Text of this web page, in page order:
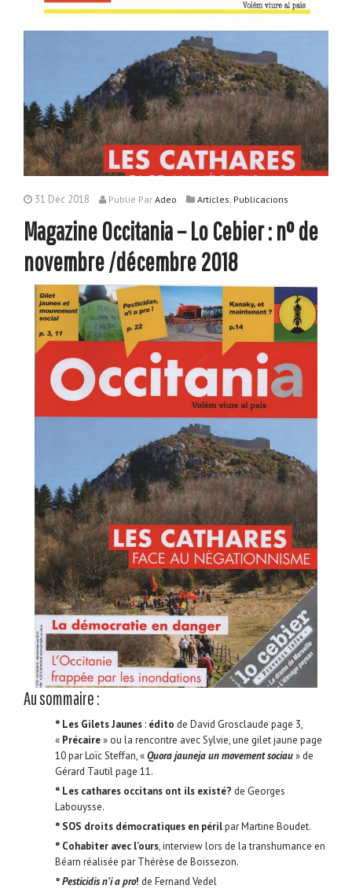
31 Déc 2018 Publié Par Adeo Articles, Publicacions
Magazine Occitania – Lo Cebier : n° de
novembre /décembre 2018
Au sommaire :
° Les Gilets Jaunes : édito de David Grosclaude page 3,
« Précaire» ou la rencontre avec Sylvie, une gilet jaune page
10 par Loïc Steffan, «Quora jauneja un movement sociau» de
Gérard Tautil page 11.
° Les cathares occitans ont ils existé? de Georges
Labouysse.
° SOS droits démocratiques en périlpar Martine Boudet.
° Cohabiter avec l’ours, interview lors de la transhumance en
Béarn réalisée par Thérèse de Boissezon.
° Pesticidis n’i a pro! de Fernand Vedel